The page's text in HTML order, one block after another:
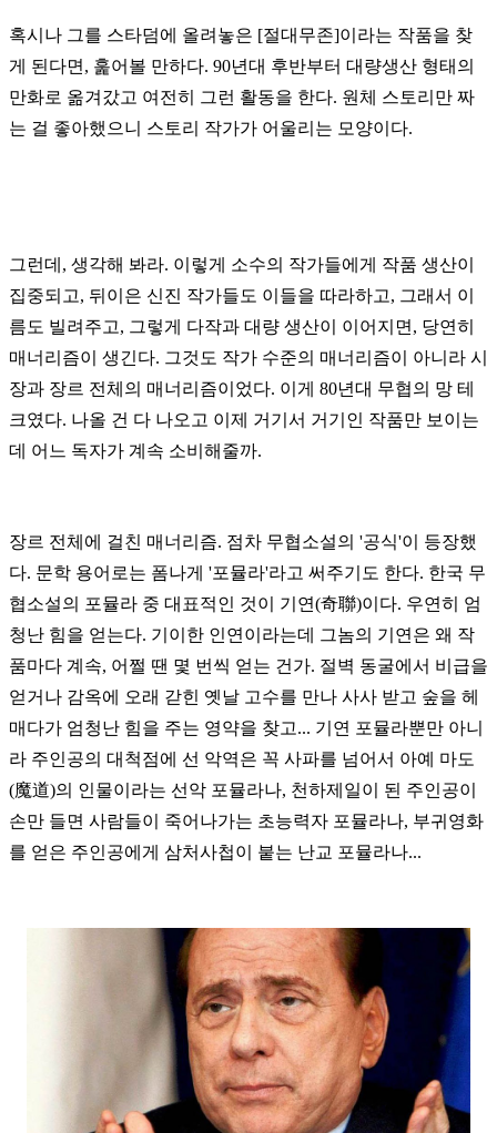
혹시나 그를 스타덤에 올려놓은 [절대무존]이라는 작품을 찾
게 된다면, 훑어볼 만하다. 90년대 후반부터 대량생산 형태의
만화로 옮겨갔고 여전히 그런 활동을 한다. 원체 스토리만 짜
는 걸 좋아했으니 스토리 작가가 어울리는 모양이다.
그런데, 생각해 봐라. 이렇게 소수의 작가들에게 작품 생산이
집중되고, 뒤이은 신진 작가들도 이들을 따라하고, 그래서 이
름도 빌려주고, 그렇게 다작과 대량 생산이 이어지면, 당연히
매너리즘이 생긴다. 그것도 작가 수준의 매너리즘이 아니라 시
장과 장르 전체의 매너리즘이었다. 이게 80년대 무협의 망 테
크였다. 나올 건 다 나오고 이제 거기서 거기인 작품만 보이는
데 어느 독자가 계속 소비해줄까.
장르 전체에 걸친 매너리즘. 점차 무협소설의 '공식'이 등장했
다. 문학 용어로는 폼나게 '포뮬라'라고 써주기도 한다. 한국 무
협소설의 포뮬라 중 대표적인 것이 기연(奇聯)이다. 우연히 엄
청난 힘을 얻는다. 기이한 인연이라는데 그놈의 기연은 왜 작
품마다 계속, 어쩔 땐 몇 번씩 얻는 건가. 절벽 동굴에서 비급을
얻거나 감옥에 오래 갇힌 옛날 고수를 만나 사사 받고 숲을 헤
매다가 엄청난 힘을 주는 영약을 찾고... 기연 포뮬라뿐만 아니
라 주인공의 대척점에 선 악역은 꼭 사파를 넘어서 아예 마도
(魔道)의 인물이라는 선악 포뮬라나, 천하제일이 된 주인공이
손만 들면 사람들이 죽어나가는 초능력자 포뮬라나, 부귀영화
를 얻은 주인공에게 삼처사첩이 붙는 난교 포뮬라나...